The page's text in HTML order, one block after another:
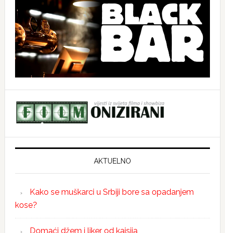
AKTUELNO
Kako se muškarci u Srbiji bore sa opadanjem
kose?
Domaći džem i liker od kajsija